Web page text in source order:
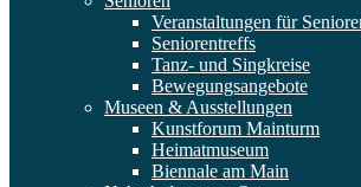
Veranstaltungen für
Seniorentreffs
Tanz- und Singkreise
Bewegungsangebote
Museen & Ausstellungen
Kunstforum Mainturm
Heimatmuseum
Biennale am Main